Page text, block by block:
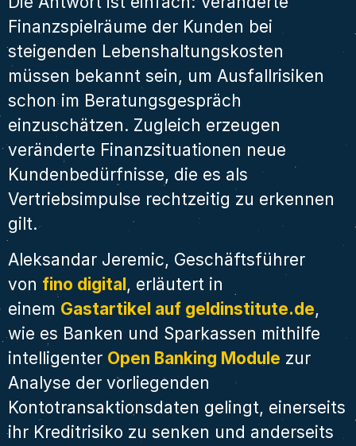
Finanzspielräume der Kunden bei
steigenden Lebenshaltungskosten
müssen bekannt sein, um Ausfallrisiken
schon im Beratungsgespräch
einzuschätzen. Zugleich erzeugen
veränderte Finanzsituationen neue
Kundenbedürfnisse, die es als
Vertriebsimpulse rechtzeitig zu erkennen
gilt.
Aleksandar Jeremic, Geschäftsführer
von fino digital , erläutert in
einem Gastartikel auf geldinstitute.de,
wie es Banken und Sparkassen mithilfe
intelligenter Open Banking Module zur
Analyse der vorliegenden
Kontotransaktionsdaten gelingt, einerseits
ihr Kreditrisiko zu senken und anderseits